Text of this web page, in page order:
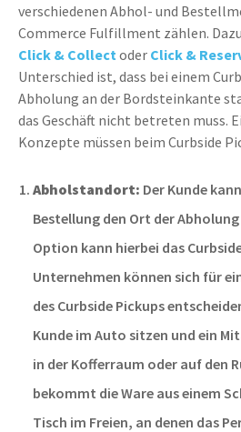
verschiedenen Abhol- und
Commerce Fulfillment zählen.
Click & Collect oder Click &
Unterschied ist, dass bei einem
Abholung an der Bordsteinkante
das Geschäft nicht betreten muss.
Konzepte müssen beim Curbside
Abholstandort: Der Kunde
Bestellung den Ort der
Option kann hierbei das
Unternehmen können sich für
des Curbside Pickups
Kunde im Auto sitzen und ein
in der Kofferraum oder auf den
bekommt die Ware aus einem
Tisch im Freien, an denen das